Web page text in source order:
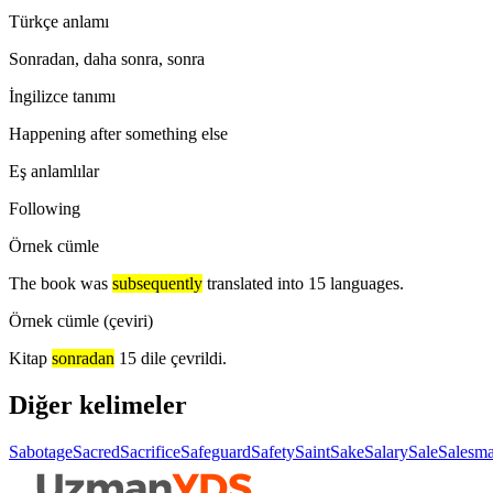
Türkçe anlamı
Sonradan, daha sonra, sonra
İngilizce tanımı
Happening after something else
Eş anlamlılar
Following
Örnek cümle
The book was subsequently translated into 15 languages.
Örnek cümle (çeviri)
Kitap sonradan 15 dile çevrildi.
Diğer kelimeler
SabotageSacredSacrificeSafeguardSafetySaintSakeSalarySale